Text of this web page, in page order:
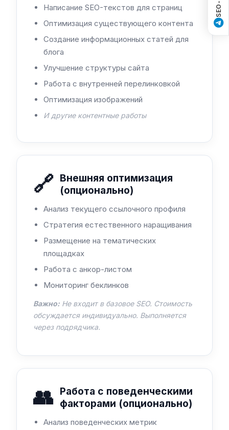
Написание SEO-текстов для страниц
Оптимизация существующего контента
Создание информационных статей для
блога
Улучшение структуры сайта
Работа с внутренней перелинковкой
Оптимизация изображений
И другие контентные работы
🔗 Внешняя оптимизация
(опционально)
Анализ текущего ссылочного профиля
Стратегия естественного наращивания
Размещение на тематических
площадках
Работа с анкор-листом
Мониторинг беклинков
Важно: Не входит в базовое SEO. Стоимость
обсуждается индивидуально. Выполняется
через подрядчика.
👥 Работа с поведенческими
факторами (опционально)
Анализ поведенческих метрик